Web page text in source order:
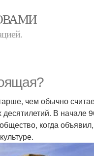
чем обычно
В начале
когда